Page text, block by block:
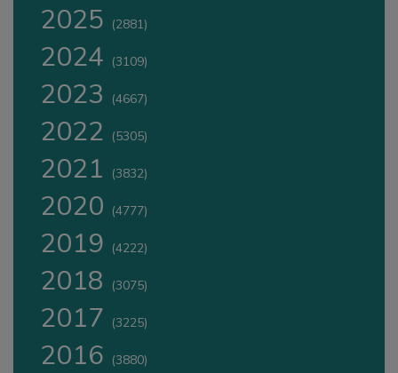
2025 (2881)
2024 (3109)
2023 (4667)
2022 (5305)
2021 (3832)
2020 (4777)
2019 (4222)
2018 (3075)
2017 (3225)
2016 (3880)